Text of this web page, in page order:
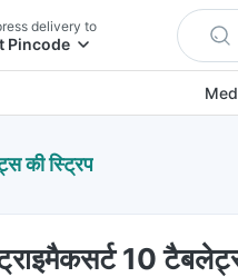
delivery to
Pincode
की स्ट्रिप
10